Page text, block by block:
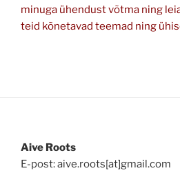
minuga ühendust võtma ning
teid kõnetavad teemad ning
Aive Roots
E-post: aive.roots[at]gmail.com